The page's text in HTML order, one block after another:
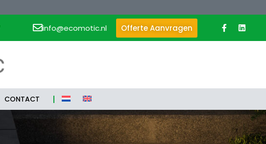
info@ecomotic.nl Offerte Aanvragen
CONTACT